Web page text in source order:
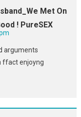
Met On
! PureSEX
arguments
ffact enjoyng